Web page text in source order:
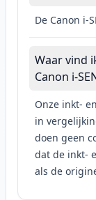
De Canon i-
Waar vind
Canon i-
Onze inkt-
in
doen geen
dat de inkt-
als de